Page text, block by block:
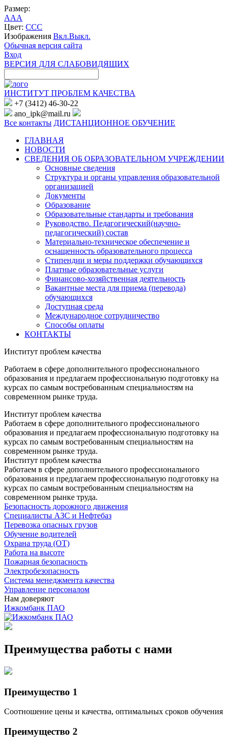
Размер:
AAA
Цвет: CCC
Изображения Вкл.Выкл.
Обычная версия сайта
Вход
ВЕРСИЯ ДЛЯ СЛАБОВИДЯЩИХ
ИНСТИТУТ ПРОБЛЕМ КАЧЕСТВА
+7 (3412) 46-30-22
ano_ipk@mail.ru
Все контакты ДИСТАНЦИОННОЕ ОБУЧЕНИЕ
ГЛАВНАЯ
НОВОСТИ
СВЕДЕНИЯ ОБ ОБРАЗОВАТЕЛЬНОМ УЧРЕЖДЕНИИ
Основные сведения
Структура и органы управления образовательной
организацией
Документы
Образование
Образовательные стандарты и требования
Руководство. Педагогический(научно-
педагогический) состав
Материально-техническое обеспечение и
оснащенность образовательного процесса
Стипендии и меры поддержки обучающихся
Платные образовательные услуги
Финансово-хозяйственная деятельность
Вакантные места для приема (перевода)
обучающихся
Доступная среда
Международное сотрудничество
Способы оплаты
КОНТАКТЫ
Институт проблем качества
Работаем в сфере дополнительного профессионального
образования и предлагаем профессиональную подготовку на
курсах по самым востребованным специальностям на
современном рынке труда.
Институт проблем качества
Работаем в сфере дополнительного профессионального
образования и предлагаем профессиональную подготовку на
курсах по самым востребованным специальностям на
современном рынке труда.
Институт проблем качества
Работаем в сфере дополнительного профессионального
образования и предлагаем профессиональную подготовку на
курсах по самым востребованным специальностям на
современном рынке труда.
Безопасность дорожного движения
Специалисты АЗС и Нефтебаз
Перевозка опасных грузов
Обучение водителей
Охрана труда (ОТ)
Работа на высоте
Пожарная безопасность
Электробезопасность
Система менеджмента качества
Управление персоналом
Нам доверяют
Ижкомбанк ПАО
Преимущества работы с нами
Преимущество 1
Соотношение цены и качества, оптимальных сроков обучения
Преимущество 2